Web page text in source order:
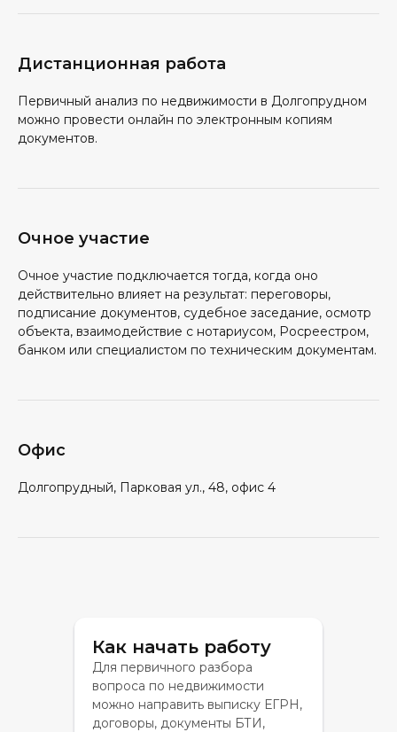
Дистанционная работа
Первичный анализ по недвижимости в Долгопрудном
можно провести онлайн по электронным копиям
документов.
Очное участие
Очное участие подключается тогда, когда оно
действительно влияет на результат: переговоры,
подписание документов, судебное заседание, осмотр
объекта, взаимодействие с нотариусом, Росреестром,
банком или специалистом по техническим документам.
Офис
Долгопрудный, Парковая ул., 48, офис 4
Как начать работу
Для первичного разбора
вопроса по недвижимости
можно направить выписку ЕГРН,
договоры, документы БТИ,